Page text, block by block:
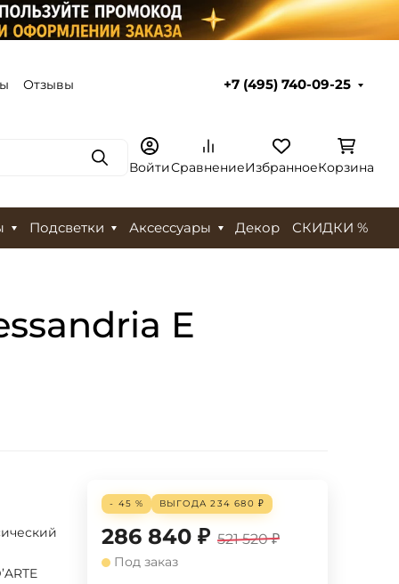
Отзывы +7 (495) 740-09-25
ПоискВойтиСравнениеИзбранноеКорзина
Подсветки Аксессуары Декор СКИДКИ %
E
- 45 % ВЫГОДА234 680 ₽
286 840 ₽ 521 520 ₽
Под заказ